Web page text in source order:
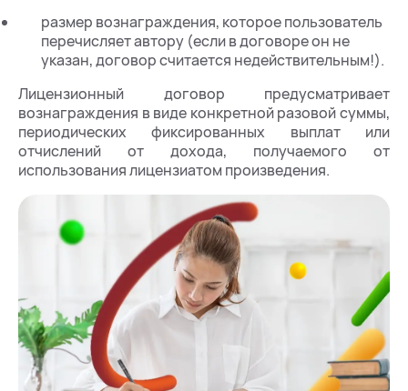
размер вознаграждения, которое пользователь
перечисляет автору (если в договоре он не
указан, договор считается недействительным!).
Лицензионный договор предусматривает
вознаграждения в виде конкретной разовой суммы,
периодических фиксированных выплат или
отчислений от дохода, получаемого от
использования лицензиатом произведения.